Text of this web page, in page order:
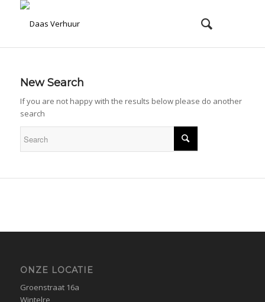
New Search
If you are not happy with the results below please do another
search
ONZE LOCATIE
Groenstraat 16a
Wintelre